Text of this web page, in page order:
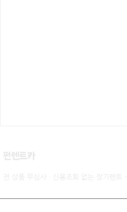
​펀렌트카
전 상품 무심사 · 신용조회 없는 장기렌트 -